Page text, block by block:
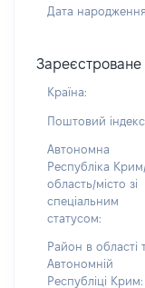
Дата
Країна:
Поштовий
Автономна
Республіка
область/місто зі
спеціальним
статусом:
Район в області
Автономній
Республіці Крим: